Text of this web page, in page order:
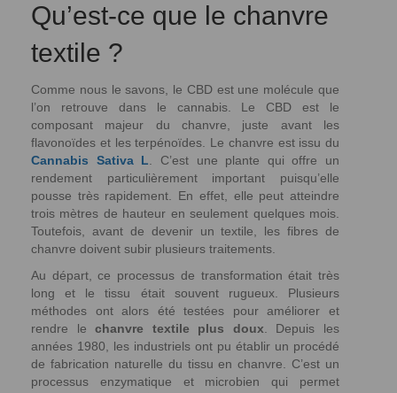
Qu’est-ce que le chanvre
textile ?
Comme nous le savons, le CBD est une molécule que
l’on retrouve dans le cannabis. Le CBD est le
composant majeur du chanvre, juste avant les
flavonoïdes et les terpénoïdes. Le chanvre est issu du
Cannabis Sativa L . C’est une plante qui offre un
rendement particulièrement important puisqu’elle
pousse très rapidement. En effet, elle peut atteindre
trois mètres de hauteur en seulement quelques mois.
Toutefois, avant de devenir un textile, les fibres de
chanvre doivent subir plusieurs traitements.
Au départ, ce processus de transformation était très
long et le tissu était souvent rugueux. Plusieurs
méthodes ont alors été testées pour améliorer et
rendre lechanvre textile plus doux . Depuis les
années 1980, les industriels ont pu établir un procédé
de fabrication naturelle du tissu en chanvre. C’est un
processus enzymatique et microbien qui permet